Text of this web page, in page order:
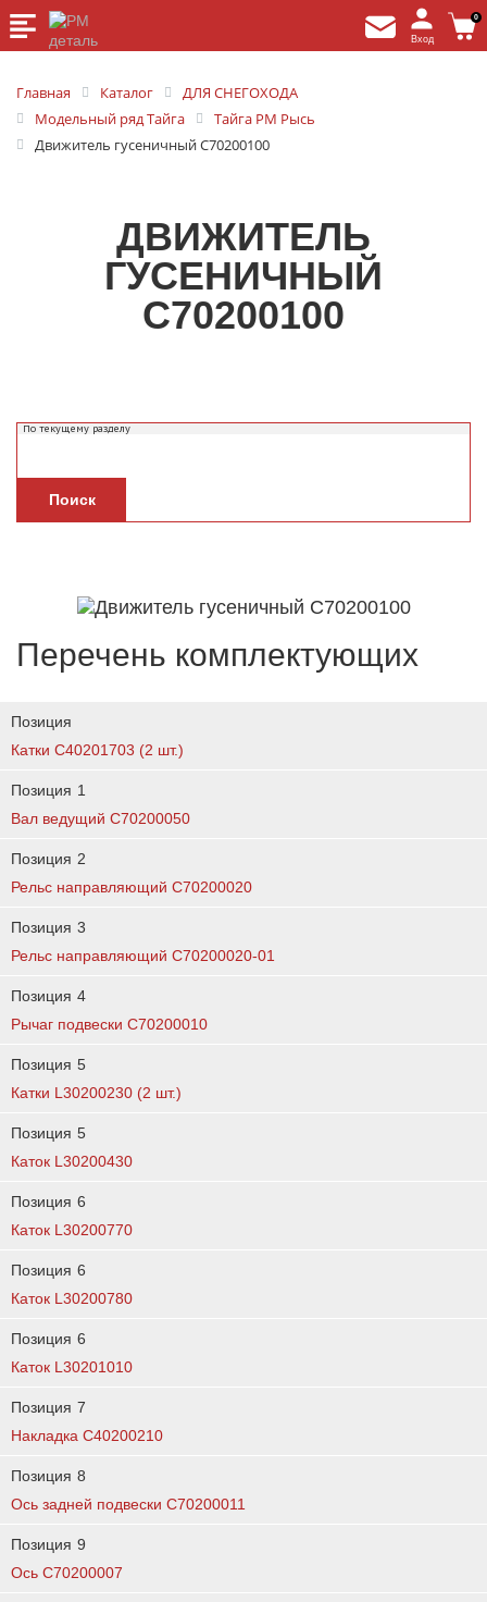
Вход
0
Главная Каталог
ДЛЯ СНЕГОХОДА
Модельный ряд Тайга
Тайга РМ Рысь
Движитель гусеничный C70200100
ДВИЖИТЕЛЬ
ГУСЕНИЧНЫЙ
C70200100
Поиск
Перечень комплектующих
Позиция
Катки C40201703 (2 шт.)
Позиция 1
Вал ведущий C70200050
Позиция 2
Рельс направляющий C70200020
Позиция 3
Рельс направляющий C70200020-01
Позиция 4
Рычаг подвески C70200010
Позиция 5
Катки L30200230 (2 шт.)
Позиция 5
Каток L30200430
Позиция 6
Каток L30200770
Позиция 6
Каток L30200780
Позиция 6
Каток L30201010
Позиция 7
Накладка C40200210
Позиция 8
Ось задней подвески C70200011
Позиция 9
Ось C70200007